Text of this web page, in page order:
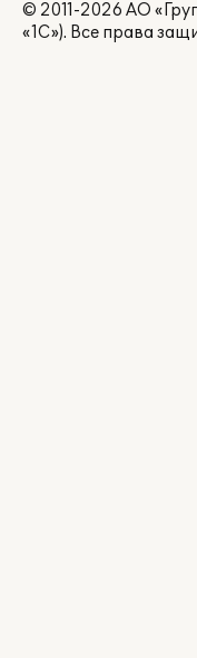
© 2011-2026 АО
«1С»). Все права